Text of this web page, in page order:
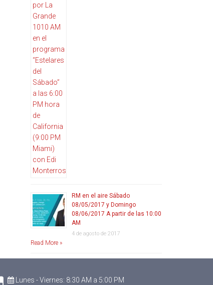
RM en el aire Sábado
08/05/2017 y Domingo
08/06/2017 A partir de las 10:00
AM
4 de agosto de 2017
Read More »
Lunes - Viernes: 8:30 AM a 5:00 PM